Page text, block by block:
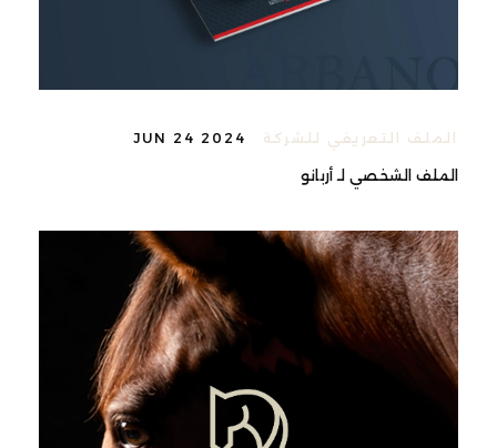
الملف التعريفي للشركة JUN 24 2024
الملف الشخصي لـ أربانو